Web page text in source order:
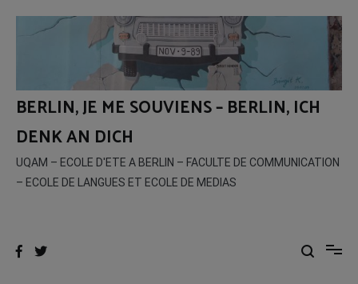
contenu
BERLIN, JE ME SOUVIENS – BERLIN, ICH
DENK AN DICH
UQAM – ECOLE D'ETE A BERLIN – FACULTE DE COMMUNICATION
– ECOLE DE LANGUES ET ECOLE DE MEDIAS